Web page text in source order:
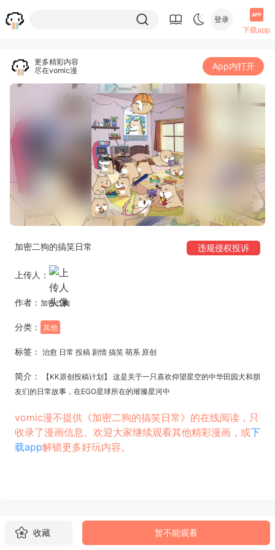
登录
下载app
更多精彩内容
尽在vomic漫
App内打开
加密二狗的搞笑日常 违规侵权投诉
上传人：
作者： 加密二狗
分类： 其他
标签： 治愈 日常 投稿 剧情 搞笑 萌系 原创
简介：
【KK原创投稿计划】 这是关于一只喜欢仰望星空的中华田园犬和朋
友们的日常故事，在EGO星球所在的璀璨星河中
vomic漫不提供《加密二狗的搞笑日常》的在线阅读，只
收录了漫画信息。欢迎大家继续观看其他精彩漫画，或下
载app解锁更多好玩内容。
收藏 暂不能观看